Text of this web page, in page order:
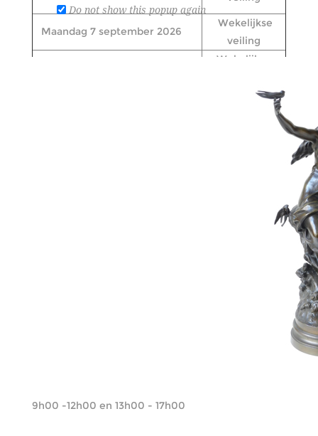
Maandag 7 september 2026
Wekelijkse
veiling
Wekelijkse
Wekelijkse
9h00 -12h00 en 13h00 - 17h00
Do not show this popup again